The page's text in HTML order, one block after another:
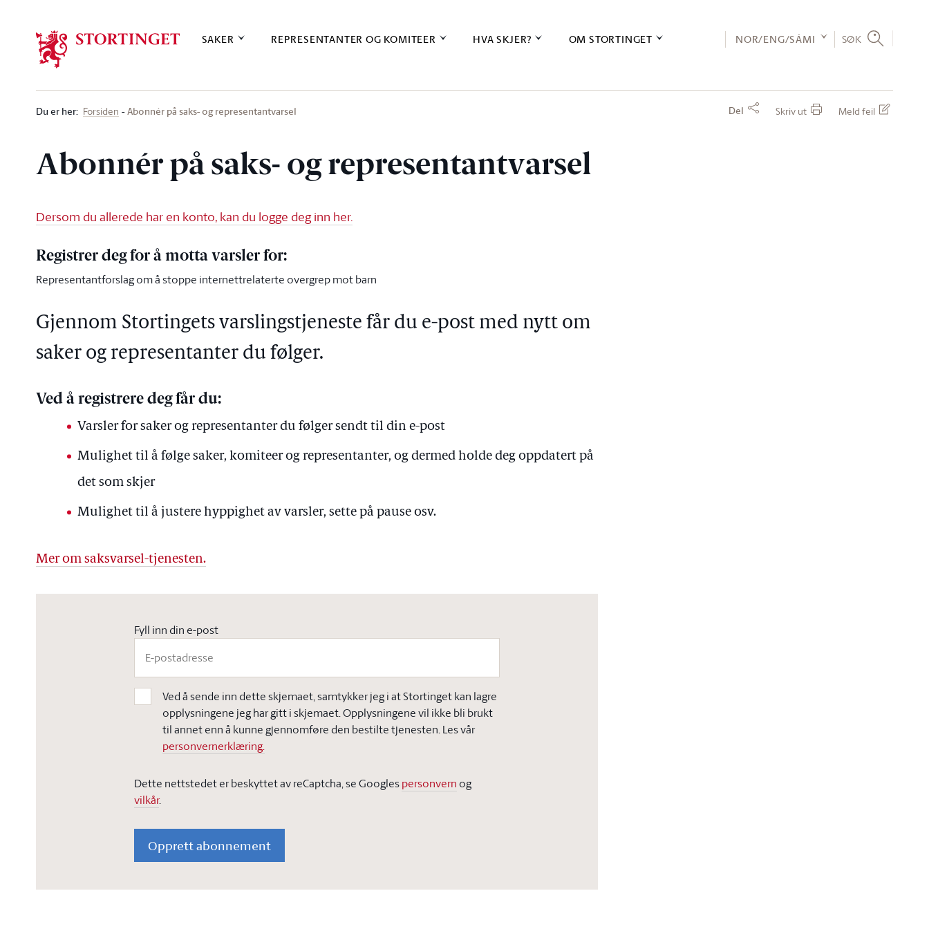
SAKER REPRESENTANTER OG KOMITEER HVA SKJER? OM STORTINGET NOR/ENG/SÁMI SØK
Du er her: Forsiden Abonnér på saks- og representantvarsel Del Skriv ut Meld feil
Abonnér på saks- og representantvarsel
Dersom du allerede har en konto, kan du logge deg inn her.
Registrer deg for å motta varsler for:
Representantforslag om å stoppe internettrelaterte overgrep mot barn
Gjennom Stortingets varslingstjeneste får du e-post med nytt om
saker og representanter du følger.
Ved å registrere deg får du:
Varsler for saker og representanter du følger sendt til din e-post
Mulighet til å følge saker, komiteer og representanter, og dermed holde deg oppdatert på
det som skjer
Mulighet til å justere hyppighet av varsler, sette på pause osv.
Mer om saksvarsel-tjenesten.
Fyll inn din e-post
Ved å sende inn dette skjemaet, samtykker jeg i at Stortinget kan lagre
opplysningene jeg har gitt i skjemaet. Opplysningene vil ikke bli brukt
til annet enn å kunne gjennomføre den bestilte tjenesten. Les vår
personvernerklæring.
Dette nettstedet er beskyttet av reCaptcha, se Googlespersonvern og
vilkår.
Opprett abonnement